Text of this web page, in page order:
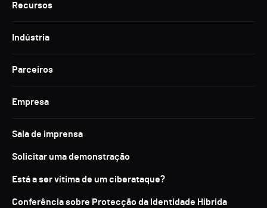
Recursos
Indústria
Parceiros
Empresa
Sala de imprensa
Solicitar uma demonstração
Está a ser vítima de um ciberataque?
Conferência sobre Protecção da Identidade Híbrida